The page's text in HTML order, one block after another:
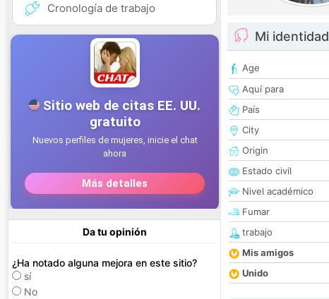
Cronología de trabajo
Da tu opinión
¿Ha notado alguna mejora en este sitio?
sí
No
Mi identidad
Age
Aquí para
País
City
Origin
Estado civil
Nivel académico
Fumar
trabajo
Mis amigos
Unido